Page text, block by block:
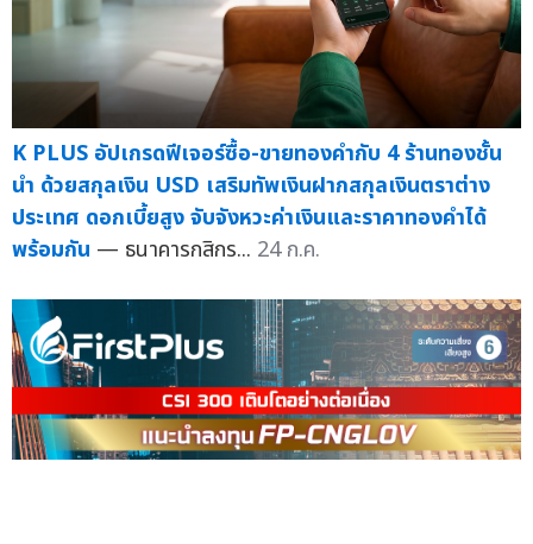
K PLUS อัปเกรดฟีเจอร์ซื้อ-ขายทองคำกับ 4 ร้านทองชั้น
นำ ด้วยสกุลเงิน USD เสริมทัพเงินฝากสกุลเงินตราต่าง
ประเทศ ดอกเบี้ยสูง จับจังหวะค่าเงินและราคาทองคำได้
พร้อมกัน — ธนาคารกสิกร... 24 ก.ค.